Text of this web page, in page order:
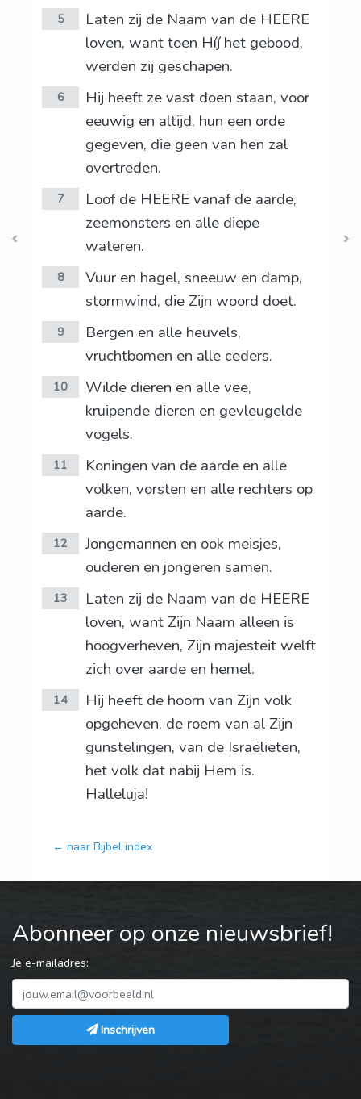
5
Laten zij de Naam van de HEERE
loven, want toen Híj het gebood,
werden zij geschapen.
6
Hij heeft ze vast doen staan, voor
eeuwig en altijd, hun een orde
gegeven, die geen van hen zal
overtreden.
7
Loof de HEERE vanaf de aarde,
zeemonsters en alle diepe
wateren.
8
Vuur en hagel, sneeuw en damp,
stormwind, die Zijn woord doet.
9
Bergen en alle heuvels,
vruchtbomen en alle ceders.
10
Wilde dieren en alle vee,
kruipende dieren en gevleugelde
vogels.
11
Koningen van de aarde en alle
volken, vorsten en alle rechters op
aarde.
12
Jongemannen en ook meisjes,
ouderen en jongeren samen.
13
Laten zij de Naam van de HEERE
loven, want Zijn Naam alleen is
hoogverheven, Zijn majesteit welft
zich over aarde en hemel.
14
Hij heeft de hoorn van Zijn volk
opgeheven, de roem van al Zijn
gunstelingen, van de Israëlieten,
het volk dat nabij Hem is.
Halleluja!
← naar Bijbel index
Abonneer op onze nieuwsbrief!
Je e-mailadres:
Inschrijven